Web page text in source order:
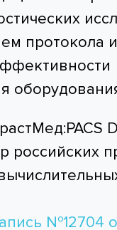
протокола
российских
№12704